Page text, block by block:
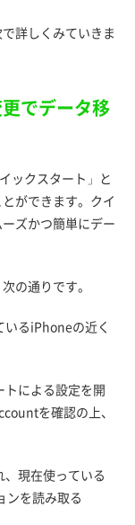
詳しくみていきま
でデータ移
ックスタート」と
ができます。クイ
ズかつ簡単にデー
の通りです。
るiPhoneの近く
による設定を開
を確認の上、
現在使っている
ンを読み取る